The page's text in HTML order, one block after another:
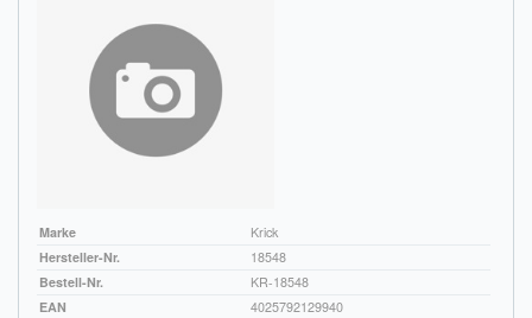
Marke
Krick
Hersteller-Nr.
18548
Bestell-Nr.
KR-18548
EAN
4025792129940